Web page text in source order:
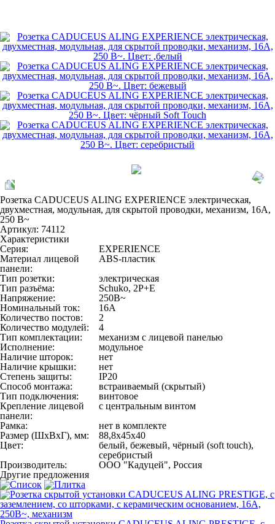
Розетка CADUCEUS ALING EXPERIENCE электрическая,
двухместная, модульная, для скрытой проводки, механизм, 16А,
250 В~
Артикул: 74112
Характеристики
Серия:
EXPERIENCE
Материал лицевой
панели:
ABS-пластик
Тип розетки:
электрическая
Тип разъёма:
Schuko, 2P+E
Напряжение:
250В~
Номинальный ток:
16А
Количество постов:
2
Количество модулей:
4
Тип комплектации:
механизм с лицевой панелью
Исполнение:
модульное
Наличие шторок:
нет
Наличие крышки:
нет
Степень защиты:
IP20
Способ монтажа:
встраиваемый (скрытый)
Тип подключения:
винтовое
Крепление лицевой
панели:
с центральным винтом
Рамка:
нет в комплекте
Размер (ШхВхГ), мм:
88,8х45х40
Цвет:
белый, бежевый, чёрный (soft touch),
серебристый
Производитель:
ООО "Кадуцей", Россия
Другие предложения